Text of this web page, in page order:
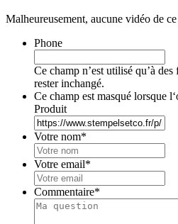
Malheureusement, aucune vidéo de
Phone
Ce champ n’est utilisé qu’à
rester inchangé.
Ce champ est masqué lorsque
Produit
Votre nom*
Votre email*
Commentaire*